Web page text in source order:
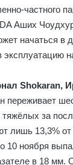
частного
Аших
начаться в
эксплуатацию
Shokaran,
переживает
за
лишь 13,3%
10 ноября
в 18 мм.